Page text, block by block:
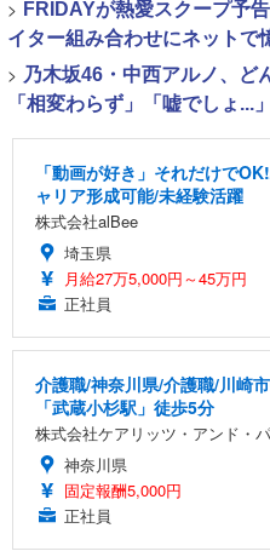
> FRIDAYが熱愛スクープ予
イター組み合わせにネットで
> 乃木坂46・中西アルノ、ど
「相変わらず」「嘘でしょ...」
「動画が好き」それだけで
ャリア形成可能/未経験活躍
株式会社alBee
埼玉県
月給27万5,000円～45万円
正社員
介護職/神奈川県/介護職/川崎
「武蔵小杉駅」徒歩5分
株式会社ケアリッツ・アンド・
神奈川県
固定報酬5,000円
正社員